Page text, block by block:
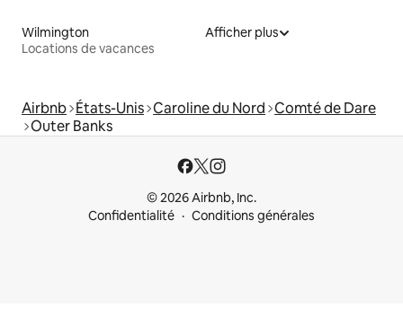
Wilmington
Locations de vacances
Afficher plus
Airbnb États-Unis Caroline du Nord Comté de Dare
Outer Banks
© 2026 Airbnb, Inc.
Confidentialité
Conditions générales